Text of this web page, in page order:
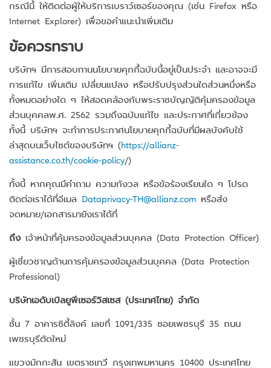
กรณีนี้ ให้ติดต่อผู้ให้บริการเบราว์เซอร์ของคุณ (เช่น Firefox หรือ
Internet Explorer) เพื่อขอคำแนะนำเพิ่มเติม
ข้อควรทราบ
บริษัทฯ มีการสอบทานนโยบายคุกกี้ฉบับนี้อยู่เป็นประจำ และอาจจะมี
การแก้ไข เพิ่มเติม เปลี่ยนแปลง หรือปรับปรุงส่วนใดส่วนหนึ่งหรือ
ทั้งหมดอย่างใด ๆ ให้สอดคล้องกับพระราชบัญญัติคุ้มครองข้อมูล
ส่วนบุคคลพ.ศ. 2562 รวมถึงฉบับแก้ไข และประกาศที่เกี่ยวข้อง
ทั้งนี้ บริษัทฯ จะทำการประกาศนโยบายคุกกี้ฉบับที่มีผลบังคับใช้
ล่าสุดบนเว็บไซต์ของบริษัทฯ (https://allianz-
assistance.co.th/cookie-policy/)
ทั้งนี้ หากคุณมีคำถาม ความกังวล หรือข้อร้องเรียนใด ๆ โปรด
ติดต่อเราได้ที่อีเมล Dataprivacy-TH@allianz.com หรือส่ง
จดหมาย/เอกสารมายังเราได้ที่
ถึง เจ้าหน้าที่คุ้มครองข้อมูลส่วนบุคคล (Data Protection Officer)
ผู้เชี่ยวชาญด้านการคุ้มครองข้อมูลส่วนบุคคล (Data Protection
Professional)
บริษัทเอดับเบิลยูพีเซอร์วิสเซส(ประเทศไทย) จำกัด
ชั้น 7 อาคารซิตี้ลิงค์ เลขที่ 1091/335 ซอยเพชรบุรี 35 ถนน
เพชรบุรีตัดใหม่
แขวงมักกะสัน เขตราชเทวี กรุงเทพมหานคร 10400 ประเทศไทย